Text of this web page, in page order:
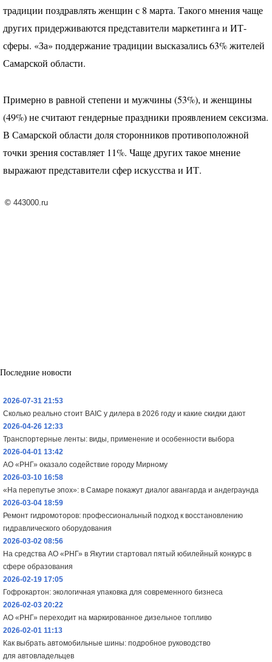
традиции поздравлять женщин с 8 марта. Такого мнения чаще
других придерживаются представители маркетинга и ИТ-
сферы. «За» поддержание традиции высказались 63% жителей
Самарской области.
Примерно в равной степени и мужчины (53%), и женщины
(49%) не считают гендерные праздники проявлением сексизма.
В Самарской области доля сторонников противоположной
точки зрения составляет 11%. Чаще других такое мнение
выражают представители сфер искусства и ИТ.
© 443000.ru
Последние новости
2026-07-31 21:53
Сколько реально стоит BAIC у дилера в 2026 году и какие скидки дают
2026-04-26 12:33
Транспортерные ленты: виды, применение и особенности выбора
2026-04-01 13:42
АО «РНГ» оказало содействие городу Мирному
2026-03-10 16:58
«На перепутье эпох»: в Самаре покажут диалог авангарда и андеграунда
2026-03-04 18:59
Ремонт гидромоторов: профессиональный подход к восстановлению
гидравлического оборудования
2026-03-02 08:56
На средства АО «РНГ» в Якутии стартовал пятый юбилейный конкурс в
сфере образования
2026-02-19 17:05
Гофрокартон: экологичная упаковка для современного бизнеса
2026-02-03 20:22
АО «РНГ» переходит на маркированное дизельное топливо
2026-02-01 11:13
Как выбрать автомобильные шины: подробное руководство
для автовладельцев